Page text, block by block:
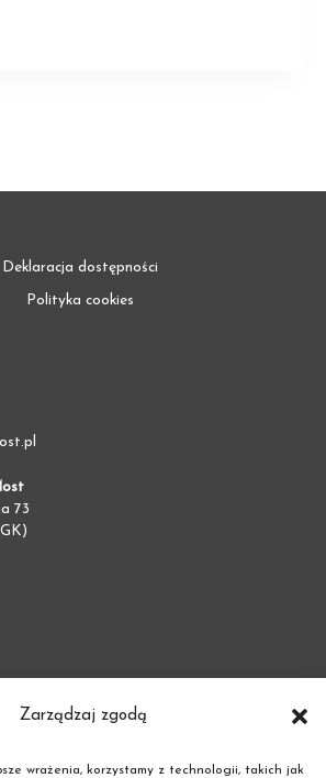
Zarządzaj zgodą
wrażenia, korzystamy z technologii, takich jak
Deklaracja dostępności
Polityka cookies
73